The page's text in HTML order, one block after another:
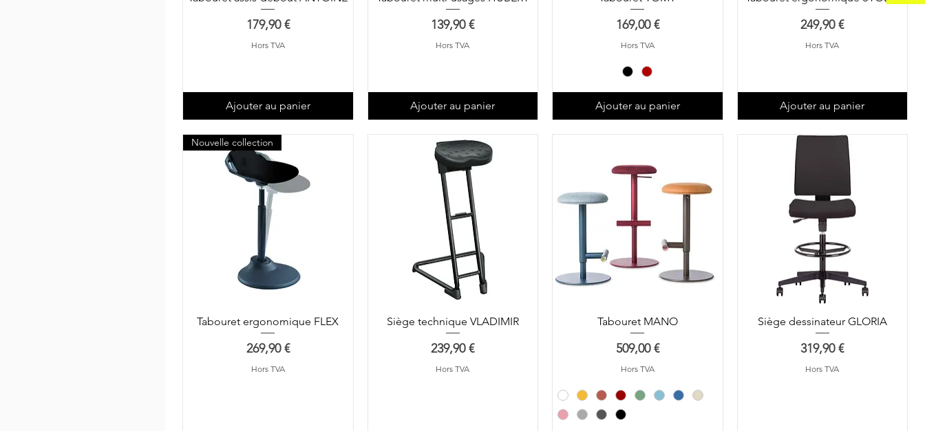
Prix
179,90 €
Hors TVA
Ajouter au panier
Prix
139,90 €
Hors TVA
Ajouter au panier
Prix
169,00 €
Hors TVA
Ajouter au panier
Prix
249,90 €
Hors TVA
Ajouter au panier
Nouvelle collection
Tabouret ergonomique FLEX
Prix
269,90 €
Hors TVA
Siège technique VLADIMIR
Prix
239,90 €
Hors TVA
Tabouret MANO
Prix
509,00 €
Hors TVA
Siège dessinateur GLORIA
Prix
319,90 €
Hors TVA